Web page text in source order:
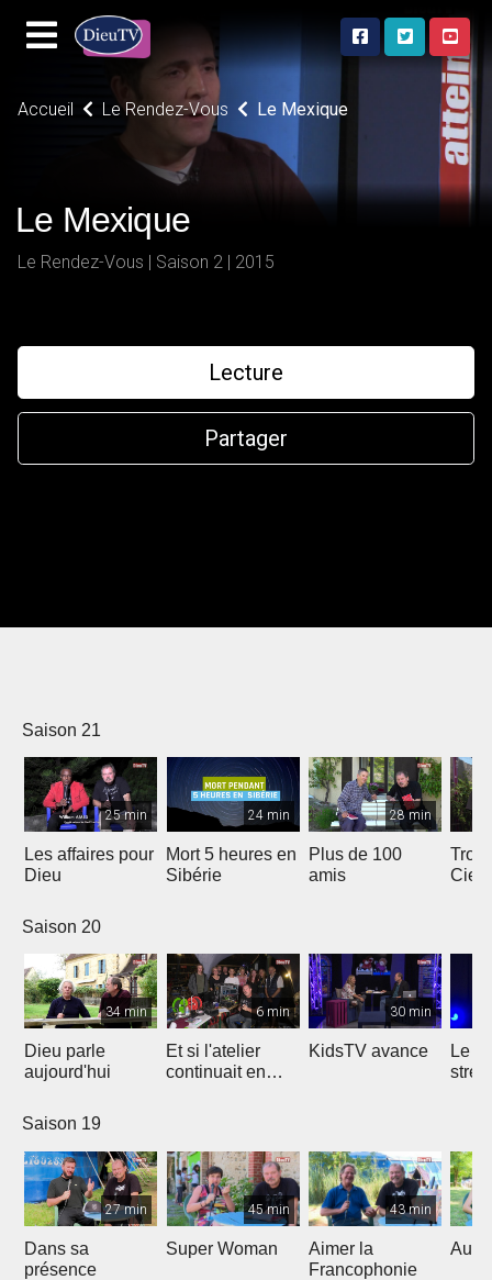
Accueil Le Rendez-Vous Le Mexique
Le Mexique
Le Rendez-Vous | Saison 2 | 2015
Lecture
Partager
Saison 21
25 min
Les affaires pour
Dieu
24 min
Mort 5 heures en
Sibérie
28 min
Plus de 100
amis
Ciel
Saison 20
34 min
Dieu parle
aujourd'hui
6 min
Et si l'atelier
continuait en
30 min
KidsTV avance
Le
Saison 19
27 min
Dans sa
présence
45 min
Super Woman
43 min
Aimer la
Francophonie
Au